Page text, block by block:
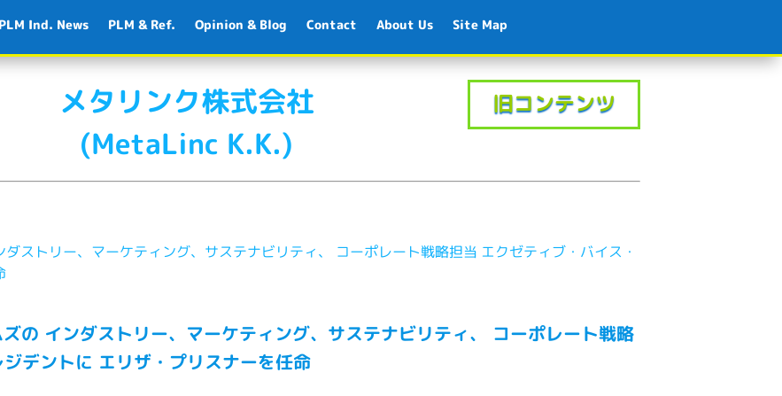
PLM Ind. News PLM & Ref. Opinion & Blog Contact About Us Site Map
メタリンク株式会社
(MetaLinc K.K.)
旧コンテンツ
ストリー、マーケティング、サステナビリティ、 コーポレート戦略担当 エクゼティブ・バイス・
の インダストリー、マーケティング、サステナビリティ、 コーポレート戦略
デントに エリザ・プリスナーを任命